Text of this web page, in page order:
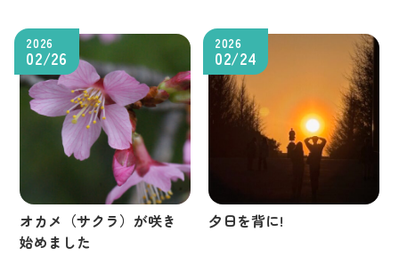
2026
02/26
オカメ（サクラ）が咲き
始めました
2026
02/24
夕日を背に!